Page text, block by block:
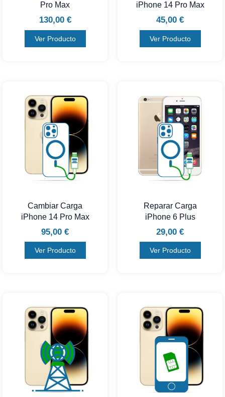
Pro Max
130,00 €
Ver Producto
iPhone 14 Pro Max
45,00 €
Ver Producto
Cambiar Carga
iPhone 14 Pro Max
95,00 €
Ver Producto
Reparar Carga
iPhone 6 Plus
29,00 €
Ver Producto